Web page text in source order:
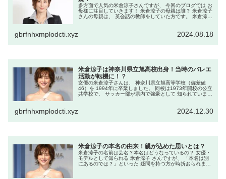
多方面で人気の米倉涼子さんですが、 今回のブログでは お
母様に注目していきます！ 米倉涼子の母親は誰？ 米倉涼子
さんの母親は、 英会話の教師をしていた方です。 米倉涼子
gbrfnhxmplodcti.xyz 2024.08.18
米倉涼子は神奈川県立旭高校出身！当時のバレエ
活動が転機に！？
女優の米倉涼子さんは、 神奈川県立旭高等学校（偏差値
46）を 1994年に卒業しました。 同校は1973年開校の公立
共学校で、 サッカー部が県内で強豪として 知られていま
gbrfnhxmplodcti.xyz 2024.12.30
米倉涼子の本名の由来！親が込めた思いとは？
米倉涼子の名前は芸名？本名はどうなっているの？ 女優・
モデルとして知られる 米倉涼子 さんですが、 「本名は別
にあるのでは？」といった 疑問を持つ方が時折おられま